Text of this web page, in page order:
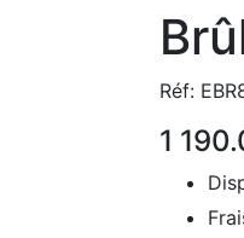
Réf:
1